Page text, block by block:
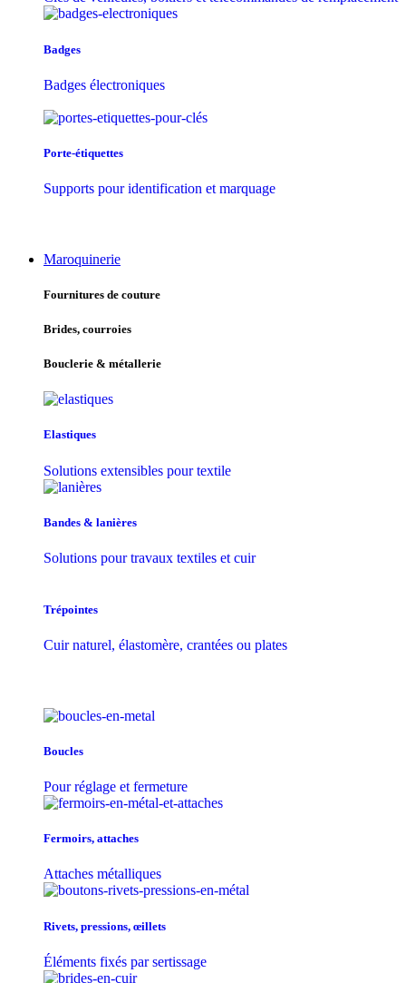
Badges
Badges électroniques
Porte-étiquettes
Supports pour identification et marquage
Maroquinerie
Fournitures de couture
Brides, courroies
Bouclerie & métallerie
Elastiques
Solutions extensibles pour textile
Bandes & lanières
Solutions pour travaux textiles et cuir
Trépointes
Cuir naturel, élastomère, crantées ou plates
Boucles
Pour réglage et fermeture
Fermoirs, attaches
Attaches métalliques
Rivets, pressions, œillets
Éléments fixés par sertissage